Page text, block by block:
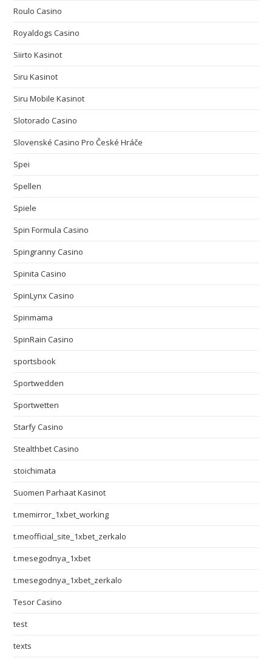
Roulo Casino
Royaldogs Casino
Siirto Kasinot
Siru Kasinot
Siru Mobile Kasinot
Slotorado Casino
Slovenské Casino Pro České Hráče
Spei
Spellen
Spiele
Spin Formula Casino
Spingranny Casino
Spinita Casino
SpinLynx Casino
Spinmama
SpinRain Casino
sportsbook
Sportwedden
Sportwetten
Starfy Casino
Stealthbet Casino
stoichimata
Suomen Parhaat Kasinot
t.memirror_1xbet_working
t.meofficial_site_1xbet_zerkalo
t.mesegodnya_1xbet
t.mesegodnya_1xbet_zerkalo
Tesor Casino
test
texts